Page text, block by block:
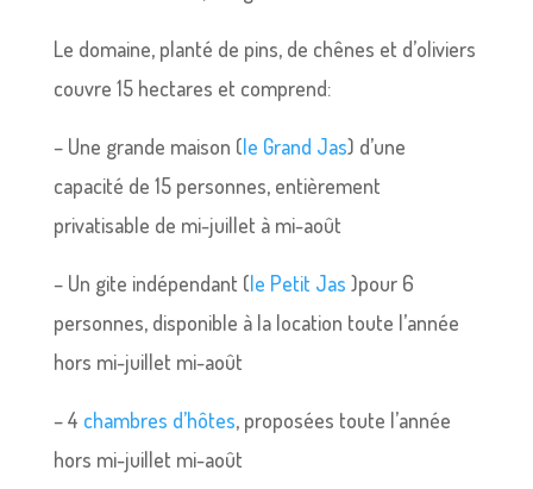
Le domaine, planté de pins, de chênes et d’oliviers
couvre 15 hectares et comprend:
– Une grande maison (le Grand Jas) d’une
capacité de 15 personnes, entièrement
privatisable de mi-juillet à mi-août
– Un gite indépendant (le Petit Jas )pour 6
personnes, disponible à la location toute l’année
hors mi-juillet mi-août
– 4 chambres d’hôtes, proposées toute l’année
hors mi-juillet mi-août